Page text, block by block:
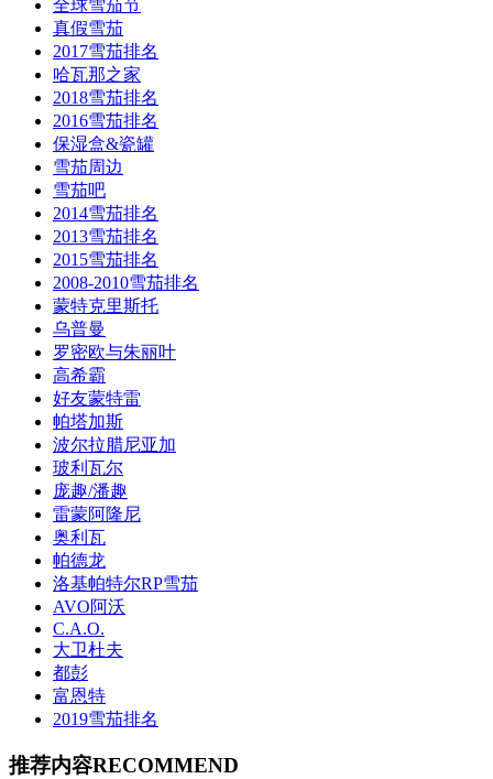
全球雪茄节
真假雪茄
2017雪茄排名
哈瓦那之家
2018雪茄排名
2016雪茄排名
保湿盒&瓷罐
雪茄周边
雪茄吧
2014雪茄排名
2013雪茄排名
2015雪茄排名
2008-2010雪茄排名
蒙特克里斯托
乌普曼
罗密欧与朱丽叶
高希霸
好友蒙特雷
帕塔加斯
波尔拉腊尼亚加
玻利瓦尔
庞趣/潘趣
雷蒙阿隆尼
奥利瓦
帕德龙
洛基帕特尔RP雪茄
AVO阿沃
C.A.O.
大卫杜夫
都彭
富恩特
2019雪茄排名
推荐内容RECOMMEND